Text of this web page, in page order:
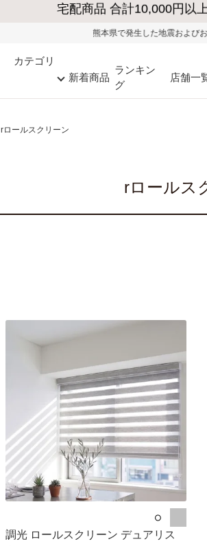
熊本県で発生した地震およびお盆期
カテゴリ
新着商品
ランキン
グ
店舗一
rロールスクリーン
rロールス
●
調光 ロールスクリーン デュアリス